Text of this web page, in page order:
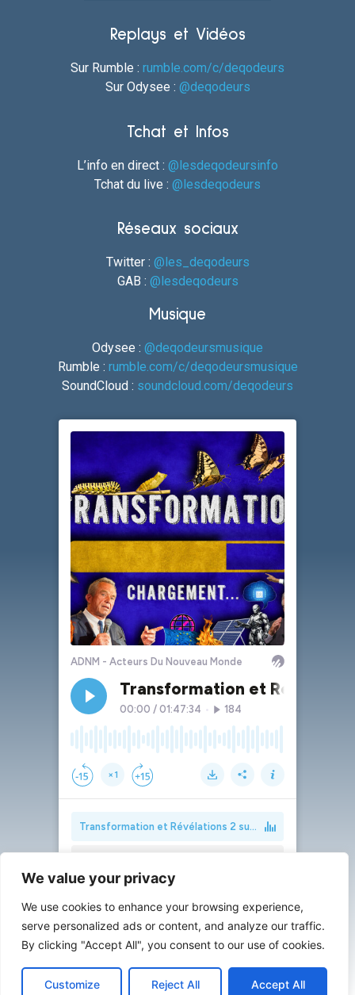
We value your privacy
We use cookies to enhance your browsing experience,
serve personalized ads or content, and analyze our traffic.
By clicking "Accept All", you consent to our use of cookies.
Customize Reject All Accept All
Replays et Vidéos
Sur Rumble : rumble.com/c/deqodeurs
Sur Odysee : @deqodeurs
Tchat et Infos
L’info en direct : @lesdeqodeursinfo
Tchat du live : @lesdeqodeurs
Réseaux sociaux
Twitter : @les_deqodeurs
GAB : @lesdeqodeurs
Musique
Odysee : @deqodeursmusique
Rumble : rumble.com/c/deqodeursmusique
SoundCloud : soundcloud.com/deqodeurs